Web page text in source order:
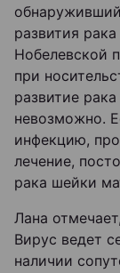
развития
Нобелевской
при
развитие
невозможно.
инфекцию,
лечение,
рака шейки
Лана
Вирус ведет
наличии